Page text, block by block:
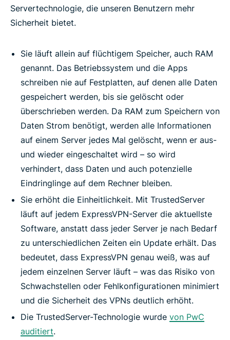
Servertechnologie, die unseren Benutzern mehr
Sicherheit bietet.
Sie läuft allein auf flüchtigem Speicher, auch RAM
genannt. Das Betriebssystem und die Apps
schreiben nie auf Festplatten, auf denen alle Daten
gespeichert werden, bis sie gelöscht oder
überschrieben werden. Da RAM zum Speichern von
Daten Strom benötigt, werden alle Informationen
auf einem Server jedes Mal gelöscht, wenn er aus-
und wieder eingeschaltet wird – so wird
verhindert, dass Daten und auch potenzielle
Eindringlinge auf dem Rechner bleiben.
Sie erhöht die Einheitlichkeit. Mit TrustedServer
läuft auf jedem ExpressVPN-Server die aktuellste
Software, anstatt dass jeder Server je nach Bedarf
zu unterschiedlichen Zeiten ein Update erhält. Das
bedeutet, dass ExpressVPN genau weiß, was auf
jedem einzelnen Server läuft – was das Risiko von
Schwachstellen oder Fehlkonfigurationen minimiert
und die Sicherheit des VPNs deutlich erhöht.
Die TrustedServer-Technologie wurde von PwC
auditiert.